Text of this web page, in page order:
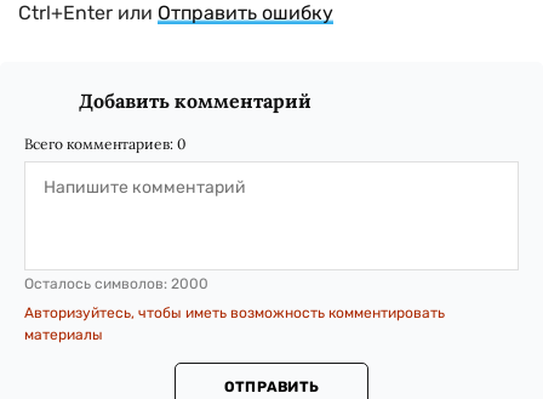
Ctrl+Enter или Отправить ошибку
Добавить комментарий
Всего комментариев: 0
Осталось символов: 2000
Авторизуйтесь, чтобы иметь возможность комментировать
материалы
ОТПРАВИТЬ